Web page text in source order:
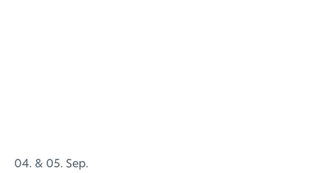
04. & 05. Sep.